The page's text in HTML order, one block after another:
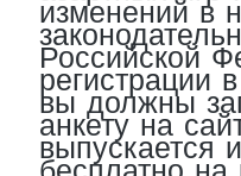
изменений в
Российской
вы должны
анкету на
выпускается